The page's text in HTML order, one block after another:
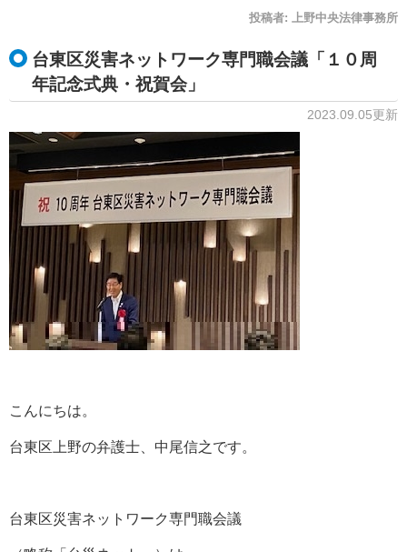
投稿者: 上野中央法律事務所
台東区災害ネットワーク専門職会議「１０周
年記念式典・祝賀会」
2023.09.05更新
こんにちは。
台東区上野の弁護士、中尾信之です。
台東区災害ネットワーク専門職会議